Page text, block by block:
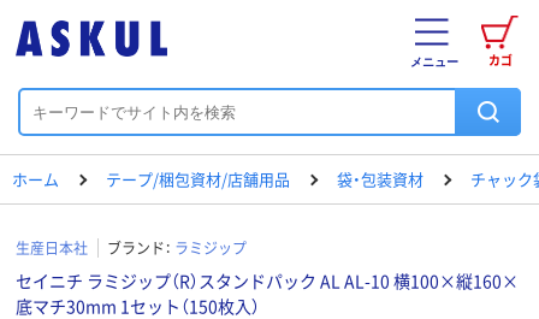
カゴ
メニュー
ホーム テープ/梱包資材/店舗用品 袋・包装資材 チャック
生産日本社 ブランド： ラミジップ
セイニチ ラミジップ（R）スタンドパック AL AL-10 横100×縦160×
底マチ30mm 1セット（150枚入）